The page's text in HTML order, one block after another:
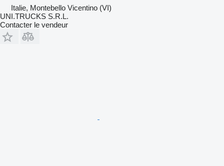
Italie, Montebello Vicentino (VI)
UNI.TRUCKS S.R.L.
Contacter le vendeur